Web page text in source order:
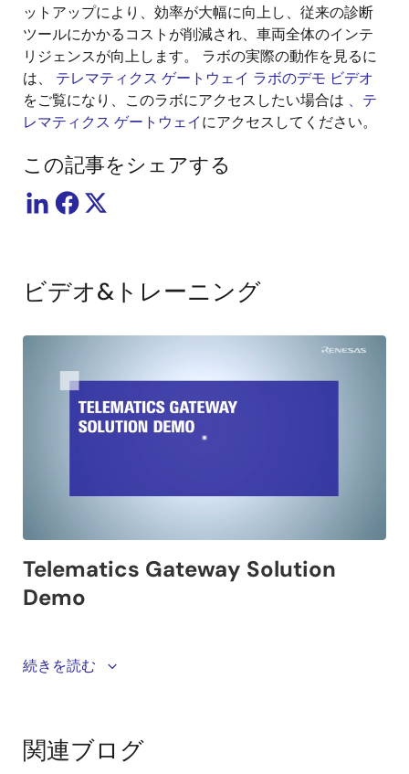
ットアップにより、効率が大幅に向上し、従来の診断
ツールにかかるコストが削減され、車両全体のインテ
リジェンスが向上します。 ラボの実際の動作を見るに
は、 テレマティクス ゲートウェイ ラボのデモ ビデオ
をご覧になり、このラボにアクセスしたい場合は 、テ
レマティクス ゲートウェイにアクセスしてください。
この記事をシェアする
ビデオ&トレーニング
This video provides a demo of the Telematics
includes vehicle real-time data monitoring, FOTA
続きを読む
関連ブログ